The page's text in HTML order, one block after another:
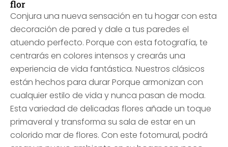
flor
Conjura una nueva sensación en tu hogar con esta
decoración de pared y dale a tus paredes el
atuendo perfecto. Porque con esta fotografía, te
centrarás en colores intensos y crearás una
experiencia de vida fantástica. Nuestros clásicos
están hechos para durar Porque armonizan con
cualquier estilo de vida y nunca pasan de moda.
Esta variedad de delicadas flores añade un toque
primaveral y transforma su sala de estar en un
colorido mar de flores. Con este fotomural, podrá